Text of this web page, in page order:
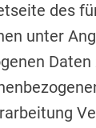
des
unter